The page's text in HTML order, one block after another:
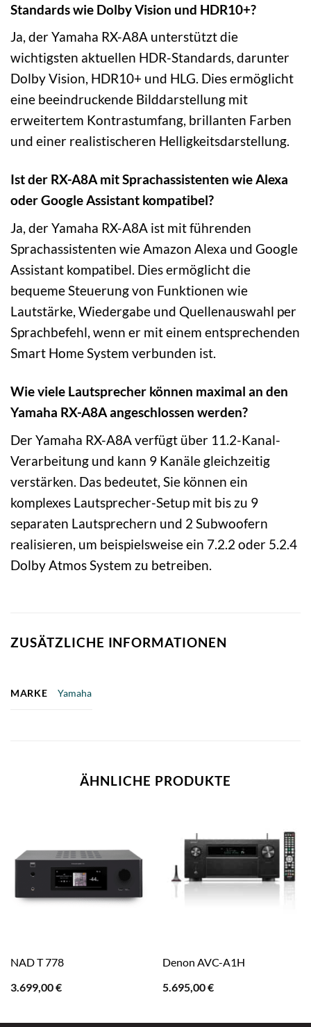
Standards wie Dolby Vision und HDR10+?
Ja, der Yamaha RX-A8A unterstützt die
wichtigsten aktuellen HDR-Standards, darunter
Dolby Vision, HDR10+ und HLG. Dies ermöglicht
eine beeindruckende Bilddarstellung mit
erweitertem Kontrastumfang, brillanten Farben
und einer realistischeren Helligkeitsdarstellung.
Ist der RX-A8A mit Sprachassistenten wie Alexa
oder Google Assistant kompatibel?
Ja, der Yamaha RX-A8A ist mit führenden
Sprachassistenten wie Amazon Alexa und Google
Assistant kompatibel. Dies ermöglicht die
bequeme Steuerung von Funktionen wie
Lautstärke, Wiedergabe und Quellenauswahl per
Sprachbefehl, wenn er mit einem entsprechenden
Smart Home System verbunden ist.
Wie viele Lautsprecher können maximal an den
Yamaha RX-A8A angeschlossen werden?
Der Yamaha RX-A8A verfügt über 11.2-Kanal-
Verarbeitung und kann 9 Kanäle gleichzeitig
verstärken. Das bedeutet, Sie können ein
komplexes Lautsprecher-Setup mit bis zu 9
separaten Lautsprechern und 2 Subwoofern
realisieren, um beispielsweise ein 7.2.2 oder 5.2.4
Dolby Atmos System zu betreiben.
ZUSÄTZLICHE INFORMATIONEN
MARKE Yamaha
ÄHNLICHE PRODUKTE
NAD T 778
3.699,00€
Denon AVC-A1H
5.695,00€